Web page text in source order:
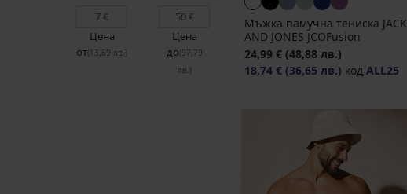
Цена
от (13,69 лв.)
Цена
до (97,79
лв.)
Мъжка памучна тениска JACK
AND JONES JCOFusion
24,99 € (48,88 лв.)
18,74 € (36,65 лв.) код ALL25